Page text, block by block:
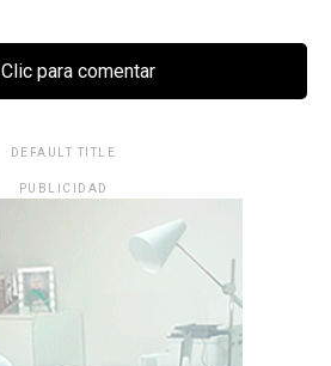
Clic para comentar
DEFAULT TITLE
PUBLICIDAD